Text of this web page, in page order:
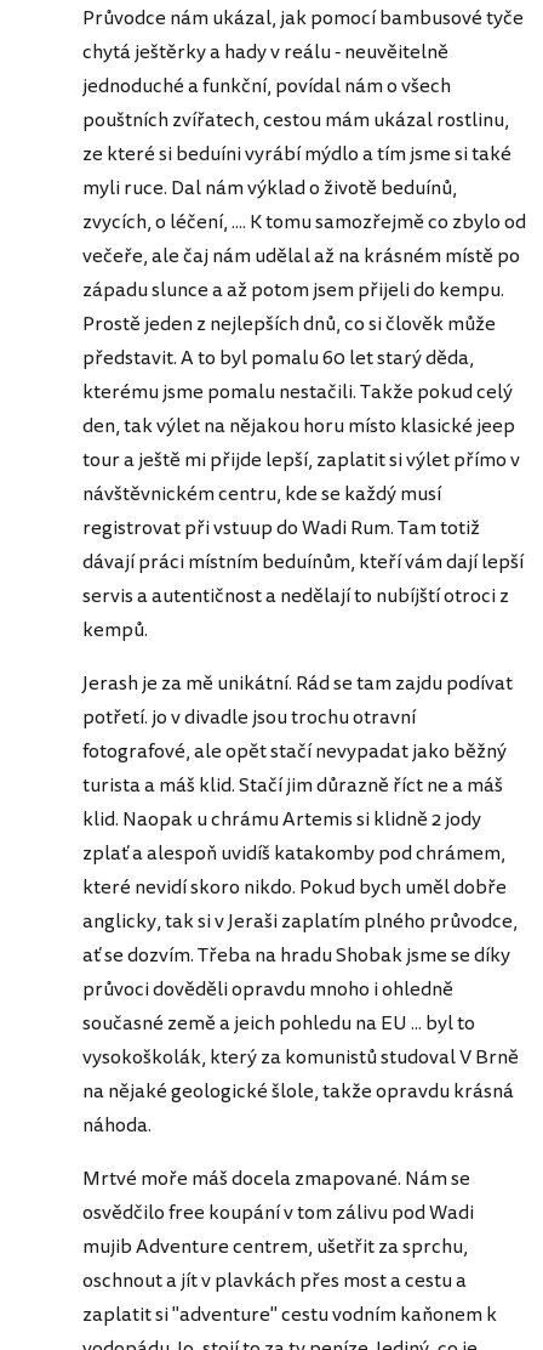
Průvodce nám ukázal, jak pomocí bambusové tyče
chytá ještěrky a hady v reálu - neuvěitelně
jednoduché a funkční, povídal nám o všech
pouštních zvířatech, cestou mám ukázal rostlinu,
ze které si beduíni vyrábí mýdlo a tím jsme si také
myli ruce. Dal nám výklad o životě beduínů,
zvycích, o léčení, .... K tomu samozřejmě co zbylo od
večeře, ale čaj nám udělal až na krásném místě po
západu slunce a až potom jsem přijeli do kempu.
Prostě jeden z nejlepších dnů, co si člověk může
představit. A to byl pomalu 60 let starý děda,
kterému jsme pomalu nestačili. Takže pokud celý
den, tak výlet na nějakou horu místo klasické jeep
tour a ještě mi přijde lepší, zaplatit si výlet přímo v
návštěvnickém centru, kde se každý musí
registrovat při vstuup do Wadi Rum. Tam totiž
dávají práci místním beduínům, kteří vám dají lepší
servis a autentičnost a nedělají to nubíjští otroci z
kempů.
Jerash je za mě unikátní. Rád se tam zajdu podívat
potřetí. jo v divadle jsou trochu otravní
fotografové, ale opět stačí nevypadat jako běžný
turista a máš klid. Stačí jim důrazně říct ne a máš
klid. Naopak u chrámu Artemis si klidně 2 jody
zplať a alespoň uvidíš katakomby pod chrámem,
které nevidí skoro nikdo. Pokud bych uměl dobře
anglicky, tak si v Jeraši zaplatím plného průvodce,
ať se dozvím. Třeba na hradu Shobak jsme se díky
průvoci dověděli opravdu mnoho i ohledně
současné země a jeich pohledu na EU ... byl to
vysokoškolák, který za komunistů studoval V Brně
na nějaké geologické šlole, takže opravdu krásná
náhoda.
Mrtvé moře máš docela zmapované. Nám se
osvědčilo free koupání v tom zálivu pod Wadi
mujib Adventure centrem, ušetřit za sprchu,
oschnout a jít v plavkách přes most a cestu a
zaplatit si "adventure" cestu vodním kaňonem k